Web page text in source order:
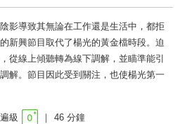
影導致其無論在工作還是生活中，都拒
新興節目取代了楊光的黃金檔時段。迫
從線上傾聽轉為線下調解，並瞄準能引
解。節目因此受到關注，也使楊光第一
級 46 分鐘